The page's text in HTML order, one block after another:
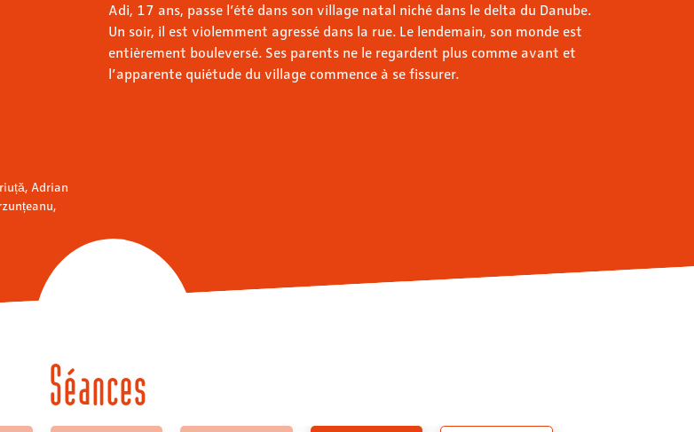
Adrian
Adi, 17 ans, passe l’été dans son village natal niché dans le delta du Danube.
Un soir, il est violemment agressé dans la rue. Le lendemain, son monde est
entièrement bouleversé. Ses parents ne le regardent plus comme avant et
l’apparente quiétude du village commence à se fissurer.
Séances